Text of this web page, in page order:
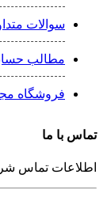
سوالات
مطالب
فروشگاه
تماس با ما
اطلاعات تماس